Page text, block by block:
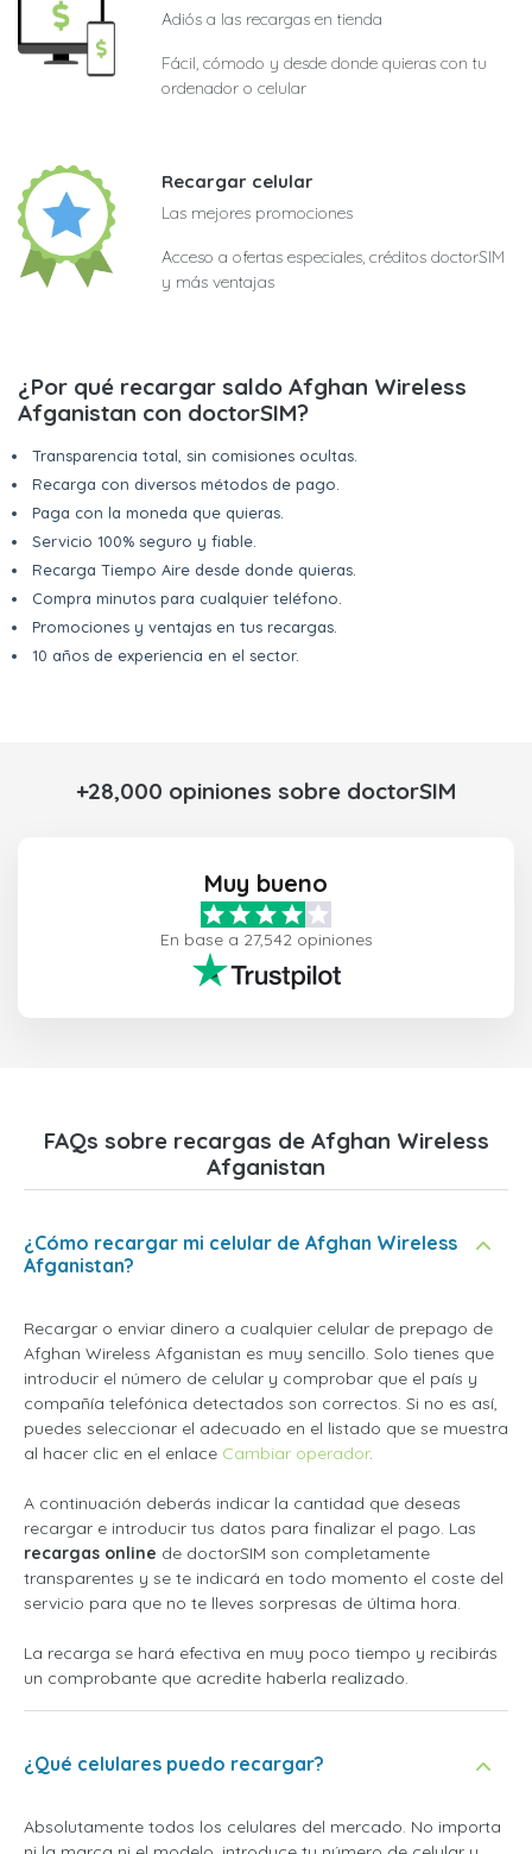
Adiós a las recargas en tienda
Fácil, cómodo y desde donde quieras con tu
ordenador o celular
Recargar celular
Las mejores promociones
Acceso a ofertas especiales, créditos doctorSIM
y más ventajas
¿Por qué recargar saldo Afghan Wireless
Afganistan con doctorSIM?
Transparencia total, sin comisiones ocultas.
Recarga con diversos métodos de pago.
Paga con la moneda que quieras.
Servicio 100% seguro y fiable.
Recarga Tiempo Aire desde donde quieras.
Compra minutos para cualquier teléfono.
Promociones y ventajas en tus recargas.
10 años de experiencia en el sector.
+28,000 opiniones sobre doctorSIM
Muy bueno
En base a 27,542 opiniones
FAQs sobre recargas de Afghan Wireless
Afganistan
¿Cómo recargar mi celular de Afghan Wireless
Afganistan?
Recargar o enviar dinero a cualquier celular de prepago de
Afghan Wireless Afganistan es muy sencillo. Solo tienes que
introducir el número de celular y comprobar que el país y
compañía telefónica detectados son correctos. Si no es así,
puedes seleccionar el adecuado en el listado que se muestra
al hacer clic en el enlace Cambiar operador.
A continuación deberás indicar la cantidad que deseas
recargar e introducir tus datos para finalizar el pago. Las
recargas online de doctorSIM son completamente
transparentes y se te indicará en todo momento el coste del
servicio para que no te lleves sorpresas de última hora.
La recarga se hará efectiva en muy poco tiempo y recibirás
un comprobante que acredite haberla realizado.
¿Qué celulares puedo recargar?
Absolutamente todos los celulares del mercado. No importa